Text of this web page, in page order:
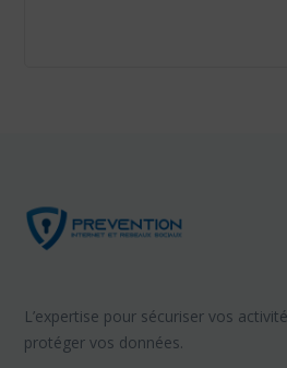
L’expertise pour sécuriser vos
protéger vos données.